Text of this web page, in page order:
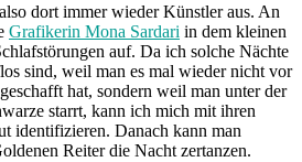
dort immer wieder Künstler aus. An
Grafikerin Mona Sardari in dem kleinen
auf. Da ich solche Nächte
sind, weil man es mal wieder nicht vor
hat, sondern weil man unter der
starrt, kann ich mich mit ihren
identifizieren. Danach kann man
Reiter die Nacht zertanzen.